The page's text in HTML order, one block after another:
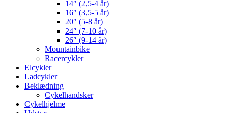
14″ (2,5-4 år)
16″ (3,5-5 år)
20″ (5-8 år)
24″ (7-10 år)
26″ (9-14 år)
Mountainbike
Racercykler
Elcykler
Ladcykler
Beklædning
Cykelhandsker
Cykelhjelme